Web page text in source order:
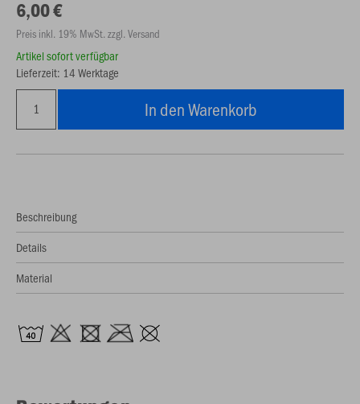
6,00 €
Preis inkl. 19% MwSt. zzgl. Versand
Artikel sofort verfügbar
Lieferzeit: 14 Werktage
In den Warenkorb
Beschreibung
Details
Material